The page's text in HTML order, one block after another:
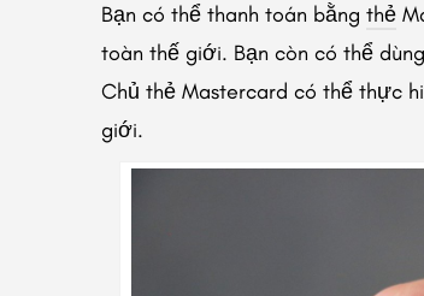
Bạn có thể thanh toán bằng thẻ
toàn thế giới. Bạn còn có thể
Chủ thẻ Mastercard có thể thực
giới.